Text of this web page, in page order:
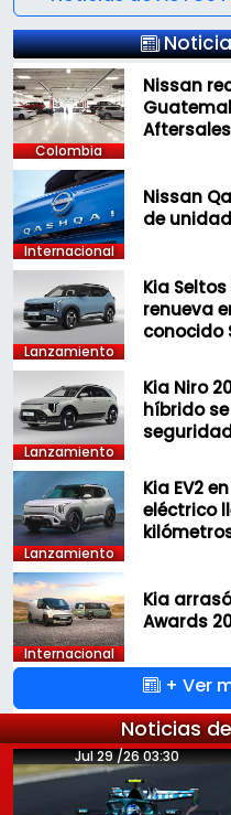
Colombia
Nissan
Internacional
Nissan
de
Lanzamiento
Kia
renueva
conocido
Lanzamiento
Kia Niro
híbrido
Lanzamiento
Kia EV2
eléctrico
Internacional
Kia
Awards
+ Ver
Noticias de
Jul 29 /26 03:30